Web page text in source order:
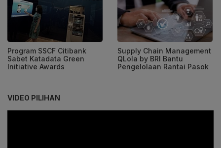
Program SSCF Citibank
Sabet Katadata Green
Initiative Awards
Supply Chain Management
QLola by BRI Bantu
Pengelolaan Rantai Pasok
VIDEO PILIHAN